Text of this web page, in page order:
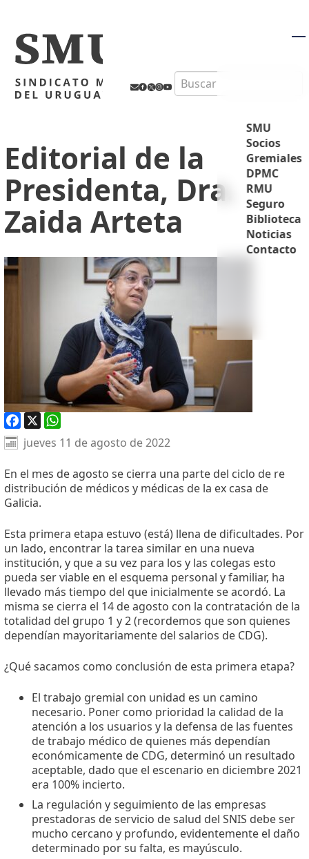
Search
SMU
Socios
Gremiales
DPMC
RMU
Seguro
Biblioteca
Noticias
Contacto
Editorial de la
Presidenta, Dra.
Zaida Arteta
Facebook
X WhatsApp
jueves 11 de agosto de 2022
En el mes de agosto se cierra una parte del ciclo de re
distribución de médicos y médicas de la ex casa de
Galicia.
Esta primera etapa estuvo (está) llena de dificultades. Por
un lado, encontrar la tarea similar en una nueva
institución, y que a su vez para los y las colegas esto
pueda ser viable en el esquema personal y familiar, ha
llevado más tiempo del que inicialmente se acordó. La
misma se cierra el 14 de agosto con la contratación de la
totalidad del grupo 1 y 2 (recordemos que son quienes
dependían mayoritariamente del salarios de CDG).
¿Qué sacamos como conclusión de esta primera etapa?
El trabajo gremial con unidad es un camino
necesario. Poner como prioridad la calidad de la
atención a los usuarios y la defensa de las fuentes
de trabajo médico de quienes más dependían
económicamente de CDG, determinó un resultado
aceptable, dado que el escenario en diciembre 2021
era 100% incierto.
La regulación y seguimiento de las empresas
prestadoras de servicio de salud del SNIS debe ser
mucho cercano y profundo, evidentemente el daño
determinado por su falta, es mayúsculo.